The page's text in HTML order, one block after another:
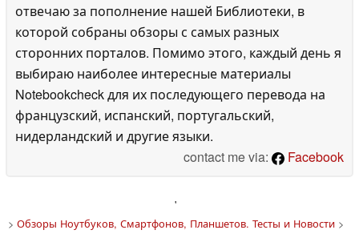
отвечаю за пополнение нашей Библиотеки, в
которой собраны обзоры с самых разных
сторонних порталов. Помимо этого, каждый день я
выбираю наиболее интересные материалы
Notebookcheck для их последующего перевода на
французский, испанский, португальский,
нидерландский и другие языки.
contact me via:
Facebook
'
> Обзоры Ноутбуков, Смартфонов, Планшетов. Тесты и Новости>